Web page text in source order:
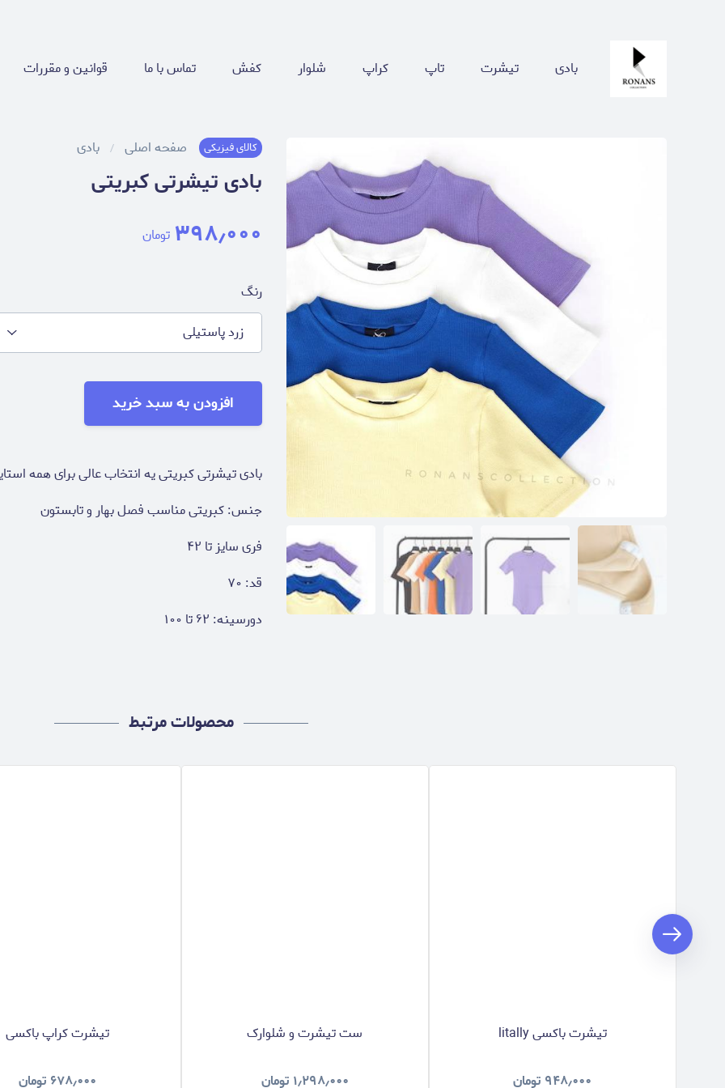
بادی تیشرت تاپ کراپ شلوار کفش تماس با ما قوانین و مقررات
کالای فیزیکی صفحه اصلی بادی
بادی تیشرتی کبریتی
۳۹۸٫۰۰۰ تومان
رنگ
زرد پاستیلی
افزودن به سبد خرید
بادی تیشرتی کبریتی یه انتخاب عالی برای همه
جنس: کبریتی مناسب فصل بهار و تابستون
فری سایز تا ۴۲
قد: ۷۰
دورسینه: ۶۲ تا ۱۰۰
محصولات مرتبط
تیشرت باکسی litally
۹۴۸٫۰۰۰ تومان
ست تیشرت و شلوارک
۱٫۲۹۸٫۰۰۰ تومان
تیشرت کراپ باکسی
۶۷۸٫۰۰۰ تومان